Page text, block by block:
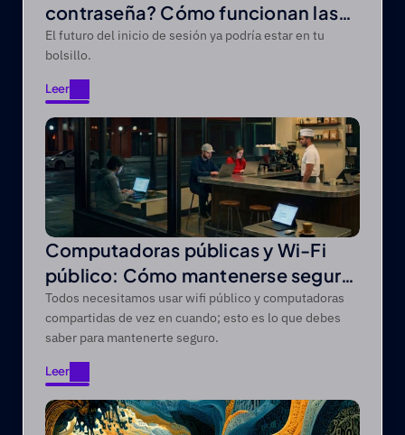
contraseña? Cómo funcionan las
llaves de acceso
El futuro del inicio de sesión ya podría estar en tu
bolsillo.
Leer
Leer
Computadoras públicas y Wi-Fi
público: Cómo mantenerse seguro
fuera de casa
Todos necesitamos usar wifi público y computadoras
compartidas de vez en cuando; esto es lo que debes
saber para mantenerte seguro.
Leer
Leer